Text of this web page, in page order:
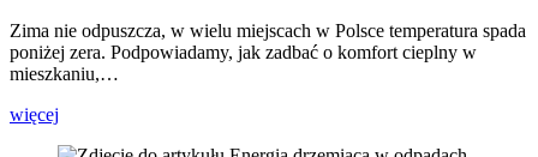
Zima nie odpuszcza, w wielu miejscach w Polsce temperatura spada
poniżej zera. Podpowiadamy, jak zadbać o komfort cieplny w
mieszkaniu,…
więcej